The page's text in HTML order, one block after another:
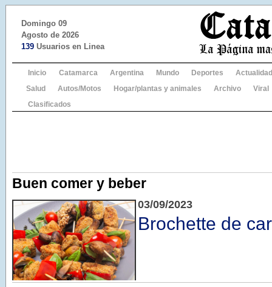
Domingo 09
Agosto de 2026
139 Usuarios en Linea
Inicio Catamarca Argentina Mundo Deportes
Actualidad
Salud
Autos/Motos Hogar/plantas y animales Archivo
Viral
Clasificados
Buen comer y beber
03/09/2023
Brochette de